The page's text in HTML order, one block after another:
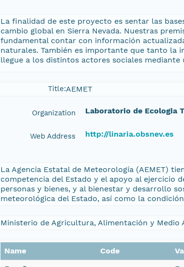
La finalidad de este proyecto es sentar las
cambio global en Sierra Nevada. Nuestras
fundamental contar con información
naturales. También es importante que tanto la
llegue a los distintos actores sociales
Title:AEMET
Organization Laboratorio de Ecologia
Web Address http://linaria.obsnev.es
La Agencia Estatal de Meteorología (AEMET)
competencia del Estado y el apoyo al ejercicio
personas y bienes, y al bienestar y desarrollo
meteorológica del Estado, así como la
Ministerio de Agricultura, Alimentación y Medio
Name Code